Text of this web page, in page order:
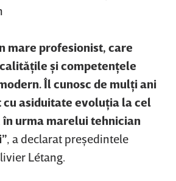
mare profesionist, care
şi competenţele
Îl cunosc de mulţi ani
asiduitate evoluţia la cel
urma marelui tehnician
, a declarat preşedintele
Létang.